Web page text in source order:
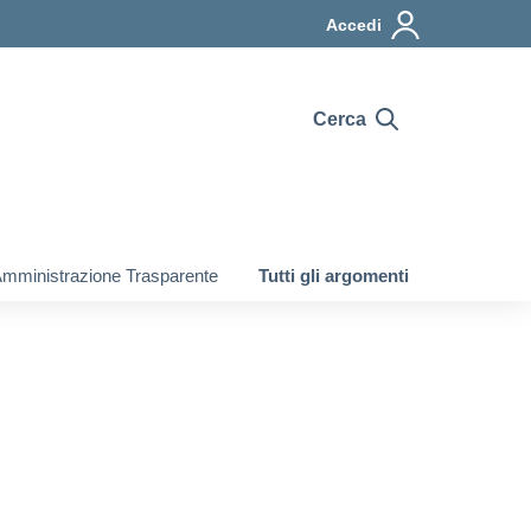
Accedi
Cerca
Trasparente Tutti gli argomenti